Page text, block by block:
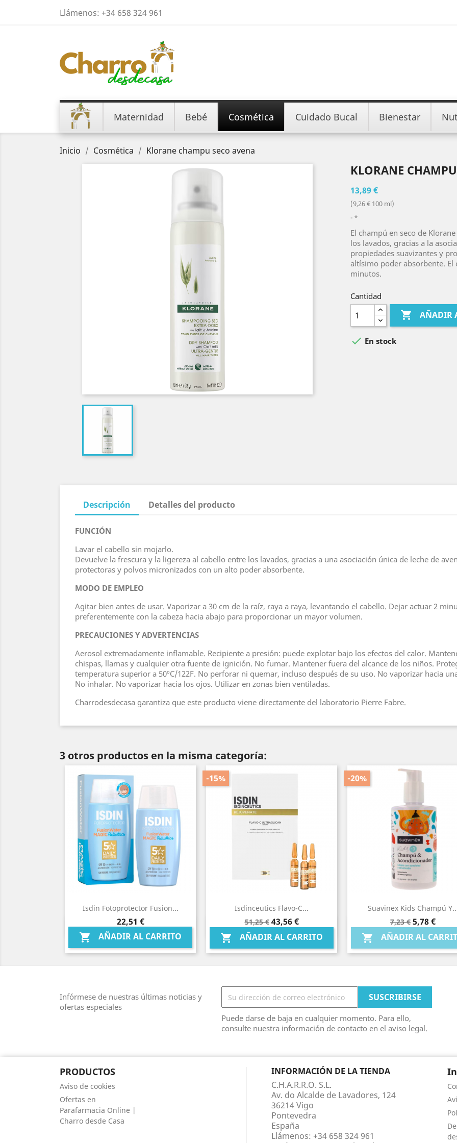
Llámenos: +34 658 324 961
Maternidad Bebé Cosmética Cuidado Bucal Bienestar
Inicio Cosmética Klorane champu seco avena
KLORANE
13,89 €
(9,26 € 100 ml)
*
El champú en seco de
los lavados, gracias a la
propiedades suavizantes y
altísimo poder absorbente.
minutos.
Cantidad
 AÑADIR
 En stock
Descripción Detalles del producto
FUNCIÓN
Lavar el cabello sin mojarlo.
Devuelve la frescura y la ligereza al cabello entre los lavados, gracias a una asociación única de leche de
protectoras y polvos micronizados con un alto poder absorbente.
MODO DE EMPLEO
Agitar bien antes de usar. Vaporizar a 30 cm de la raíz, raya a raya, levantando el cabello. Dejar actuar 2
preferentemente con la cabeza hacia abajo para proporcionar un mayor volumen.
PRECAUCIONES Y ADVERTENCIAS
Aerosol extremadamente inflamable. Recipiente a presión: puede explotar bajo los efectos del calor.
chispas, llamas y cualquier otra fuente de ignición. No fumar. Mantener fuera del alcance de los niños.
temperatura superior a 50ºC/122F. No perforar ni quemar, incluso después de su uso. No vaporizar hacia
No inhalar. No vaporizar hacia los ojos. Utilizar en zonas bien ventiladas.
Charrodesdecasa garantiza que este producto viene directamente del laboratorio Pierre Fabre.
3 otros productos en la misma categoría:
Isdin Fotoprotector Fusion...
Precio
22,51 €
 AÑADIR AL CARRITO
Vista rápida
Isdinceutics Flavo-C...
Precio
base
51,25 €
-15%
Precio
43,56 €
 AÑADIR AL CARRITO
Vista rápida
Suavinex Kids Champú
Precio
base
7,23 €
-20%
Precio
5,78 €
 AÑADIR AL
Vista rápida
Infórmese de nuestras últimas noticias y
ofertas especiales
Puede darse de baja en cualquier momento. Para ello,
consulte nuestra información de contacto en el aviso legal.
PRODUCTOS
Aviso de cookies
Ofertas en
Parafarmacia Online |
Charro desde Casa
INFORMACIÓN DE LA TIENDA
C.H.A.R.R.O. S.L.
Av. do Alcalde de Lavadores, 124
36214 Vigo
Pontevedra
España
Llámenos: +34 658 324 961